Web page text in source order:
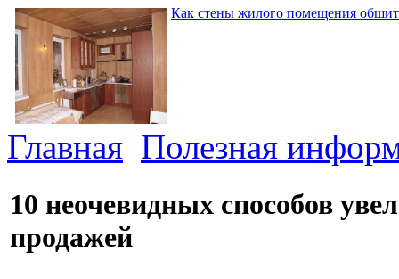
Как стены жилого помещения
Главная Полезная
10 неочевидных способов
продажей